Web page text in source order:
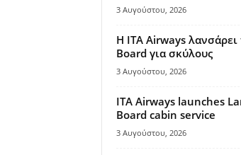
3 Αυγούστου, 2026
Η ITA Airways λανσάρει
Board για σκύλους
3 Αυγούστου, 2026
ITA Airways launches
Board cabin service
3 Αυγούστου, 2026